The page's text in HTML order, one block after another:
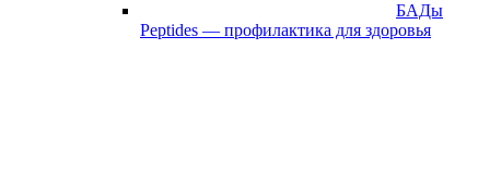
БАДы
Peptides — профилактика для здоровья